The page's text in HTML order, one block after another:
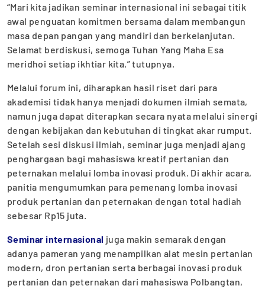
“Mari kita jadikan seminar internasional ini sebagai titik
awal penguatan komitmen bersama dalam membangun
masa depan pangan yang mandiri dan berkelanjutan.
Selamat berdiskusi, semoga Tuhan Yang Maha Esa
meridhoi setiap ikhtiar kita,” tutupnya.
Melalui forum ini, diharapkan hasil riset dari para
akademisi tidak hanya menjadi dokumen ilmiah semata,
namun juga dapat diterapkan secara nyata melalui sinergi
dengan kebijakan dan kebutuhan di tingkat akar rumput.
Setelah sesi diskusi ilmiah, seminar juga menjadi ajang
penghargaan bagi mahasiswa kreatif pertanian dan
peternakan melalui lomba inovasi produk. Di akhir acara,
panitia mengumumkan para pemenang lomba inovasi
produk pertanian dan peternakan dengan total hadiah
sebesar Rp15 juta.
Seminar internasional juga makin semarak dengan
adanya pameran yang menampilkan alat mesin pertanian
modern, dron pertanian serta berbagai inovasi produk
pertanian dan peternakan dari mahasiswa Polbangtan,